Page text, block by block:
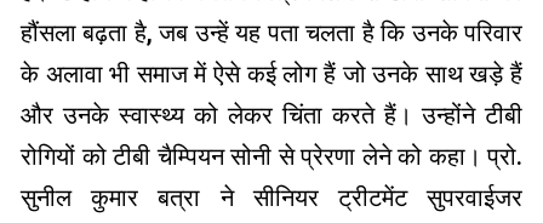
हौंसला बढ़ता है, जब उन्हें यह पता चलता है कि उनके परिवार
के अलावा भी समाज में ऐसे कई लोग हैं जो उनके साथ खड़े हैं
और उनके स्वास्थ्य को लेकर चिंता करते हैं। उन्होंने टीबी
रोगियों को टीबी चैम्पियन सोनी से प्रेरणा लेने को कहा। प्रो.
सुनील कुमार बत्रा ने सीनियर ट्रीटमेंट सुपरवाईजर